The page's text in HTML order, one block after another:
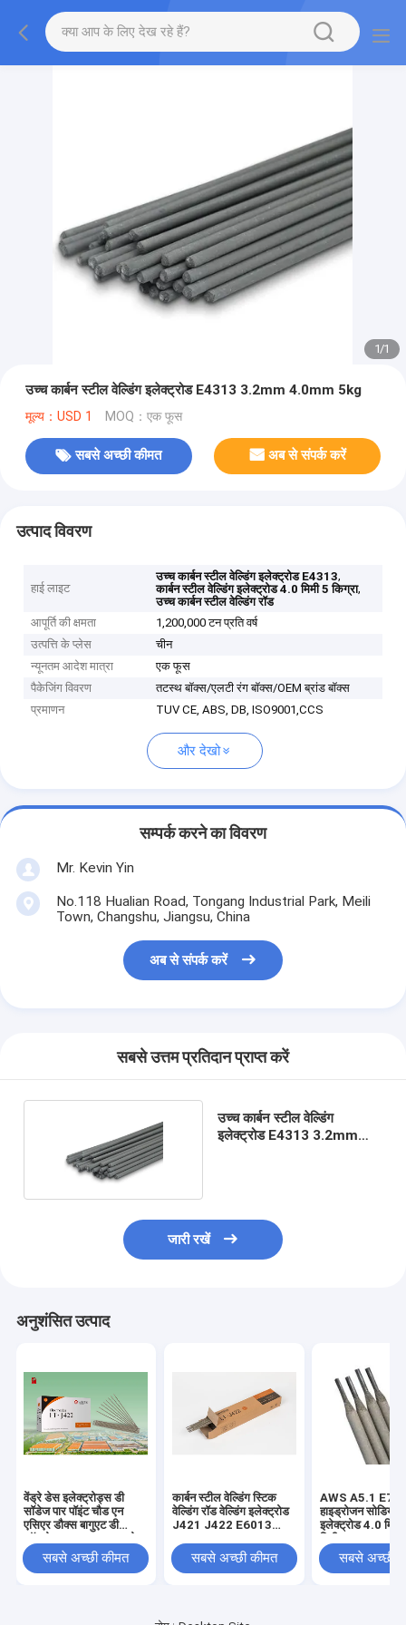
1/1
उच्च कार्बन स्टील वेल्डिंग इलेक्ट्रोड E4313 3.2mm 4.0mm 5kg
मूल्य：USD 1 MOQ：एक फूस
सबसे अच्छी कीमत अब से संपर्क करें
उत्पाद विवरण
हाई लाइट
उच्च कार्बन स्टील वेल्डिंग इलेक्ट्रोड E4313,
कार्बन स्टील वेल्डिंग इलेक्ट्रोड 4.0 मिमी 5 किग्रा,
उच्च कार्बन स्टील वेल्डिंग रॉड
आपूर्ति की क्षमता
1,200,000 टन प्रति वर्ष
उत्पत्ति के प्लेस
चीन
न्यूनतम आदेश मात्रा
एक फूस
पैकेजिंग विवरण
तटस्थ बॉक्स/एलटी रंग बॉक्स/OEM ब्रांड बॉक्स
प्रमाणन
TUV CE, ABS, DB, ISO9001,CCS
और देखो
सम्पर्क करने का विवरण
Mr. Kevin Yin
No.118 Hualian Road, Tongang Industrial Park, Meili
Town, Changshu, Jiangsu, China
अब से संपर्क करें
सबसे उत्तम प्रतिदान प्राप्त करें
उच्च कार्बन स्टील वेल्डिंग
इलेक्ट्रोड E4313 3.2mm
जारी रखें
अनुशंसित उत्पाद
वेंड्रे डेस इलेक्ट्रोड्स डी
सॉडेज पार पॉइंट चौड एन
एसिएर डौक्स बागुएट डी
मार्चेस अफ्रीकियों के लिए
सबसे अच्छी कीमत
कार्बन स्टील वेल्डिंग स्टिक
वेल्डिंग रॉड वेल्डिंग इलेक्ट्रोड
J421 J422 E6013
सबसे अच्छी कीमत
AWS A5.1
हाइड्रोजन सोडियम
इलेक्ट्रोड 4.0
सबसे अच्छी